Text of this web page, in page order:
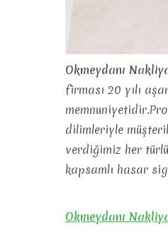
Okmeydanı
firması 20 yılı
dilimleriyle
verdiğimiz her
kapsamlı hasar
Okmeydanı